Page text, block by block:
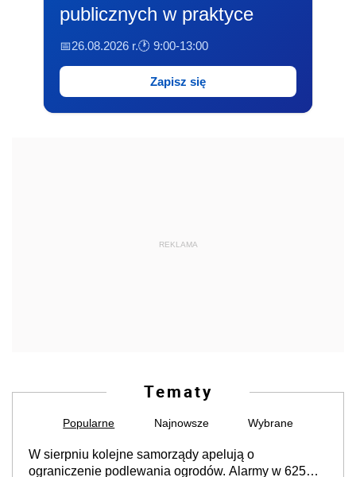
publicznych w praktyce
📅26.08.2026 r.🕐 9:00-13:00
Zapisz się
REKLAMA
Tematy
Popularne Najnowsze Wybrane
W sierpniu kolejne samorządy apelują o
ograniczenie podlewania ogrodów. Alarmy w 625